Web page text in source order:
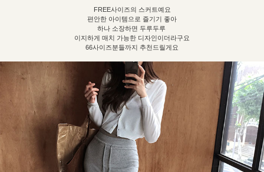
FREE사이즈의 스커트예요
편안한 아이템으로 즐기기 좋아
하나 소장하면 두루두루
이지하게 매치 가능한 디자인이더라구요
66사이즈분들까지 추천드릴게요